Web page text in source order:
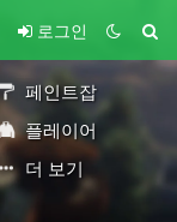
로그인
페인트잡
플레이어
더 보기